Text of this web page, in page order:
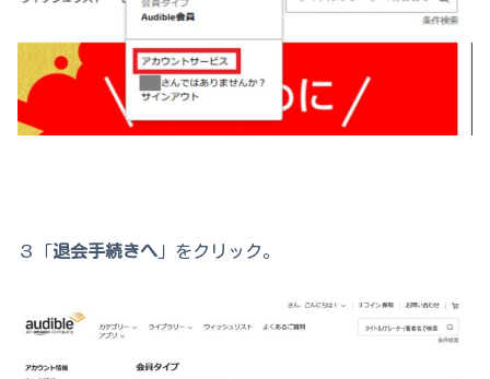
３「退会手続きへ 」をクリック。